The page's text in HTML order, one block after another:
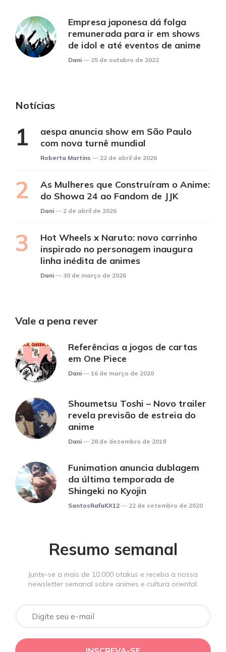
Empresa japonesa dá folga
remunerada para ir em shows
de idol e até eventos de anime
Posted
Dani 25 de outubro de 2022
Notícias
aespa anuncia show em São Paulo
com nova turnê mundial
Posted
Roberta Martins 22 de abril de 2026
As Mulheres que Construíram o Anime:
do Showa 24 ao Fandom de JJK
Posted
Dani 2 de abril de 2026
Hot Wheels x Naruto: novo carrinho
inspirado no personagem inaugura
linha inédita de animes
Posted
Dani 30 de março de 2026
Vale a pena rever
Referências a jogos de cartas
em One Piece
Posted
Dani 16 de março de 2020
Shoumetsu Toshi – Novo trailer
revela previsão de estreia do
anime
Posted
Dani 28 de dezembro de 2018
Funimation anuncia dublagem
da última temporada de
Shingeki no Kyojin
Posted
SantosRafaKX12 22 de setembro de 2020
Resumo semanal
Junte-se a mais de 10.000 otakus e receba a nossa
newsletter semanal sobre animes e cultura oriental.